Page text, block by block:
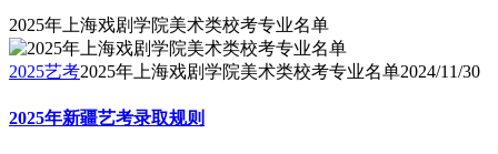
2025年上海戏剧学院美术类校考专业名单
2025艺考2025年上海戏剧学院美术类校考专业名单2024/11/30
2025年新疆艺考录取规则